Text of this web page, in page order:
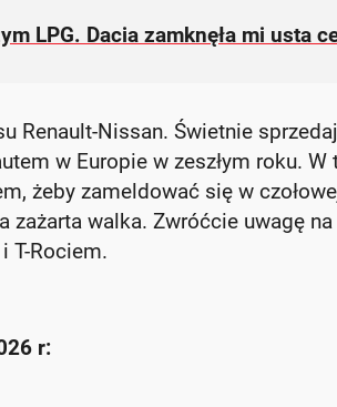
LPG. Dacia zamknęła mi usta
Renault-Nissan. Świetnie
w Europie w zeszłym roku. W
żeby zameldować się w
zażarta walka. Zwróćcie uwagę na
T-Rociem.
r: